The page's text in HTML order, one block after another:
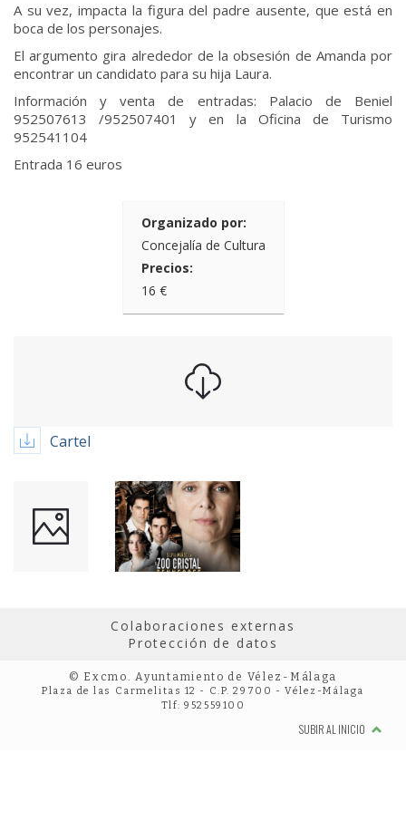
A su vez, impacta la figura del padre ausente, que está en
boca de los personajes.
El argumento gira alrededor de la obsesión de Amanda por
encontrar un candidato para su hija Laura.
Información y venta de entradas: Palacio de Beniel
952507613 /952507401 y en la Oficina de Turismo
952541104
Entrada 16 euros
Organizado por:
Concejalía de Cultura
Precios:
16 €
Cartel
Colaboraciones externas
Protección de datos
© Excmo. Ayuntamiento de Vélez-Málaga
Plaza de las Carmelitas 12 - C.P. 29700 - Vélez-Málaga
Tlf: 952559100
SUBIR AL INICIO